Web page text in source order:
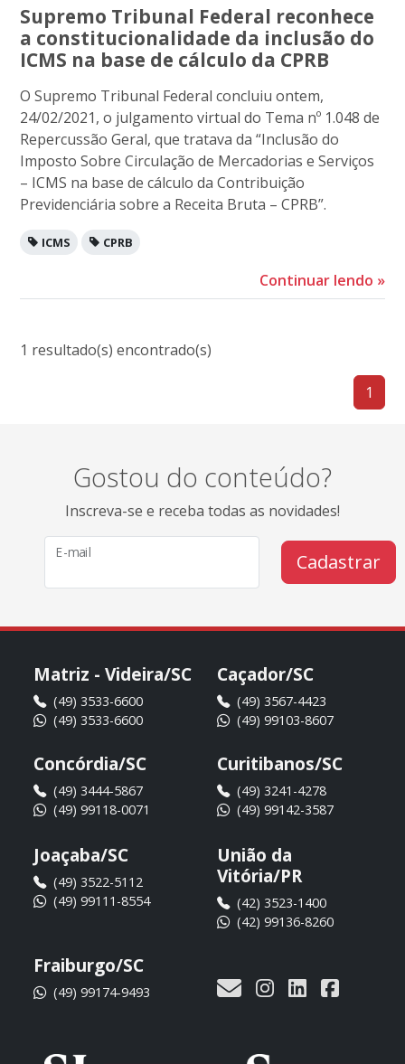
Supremo Tribunal Federal reconhece
a constitucionalidade da inclusão do
ICMS na base de cálculo da CPRB
O Supremo Tribunal Federal concluiu ontem,
24/02/2021, o julgamento virtual do Tema nº 1.048 de
Repercussão Geral, que tratava da “Inclusão do
Imposto Sobre Circulação de Mercadorias e Serviços
– ICMS na base de cálculo da Contribuição
Previdenciária sobre a Receita Bruta – CPRB”.
ICMS CPRB
Continuar lendo »
1 resultado(s) encontrado(s)
1
Gostou do conteúdo?
Inscreva-se e receba todas as novidades!
E-mail Cadastrar
Matriz - Videira/SC
(49) 3533-6600
(49) 3533-6600
Caçador/SC
(49) 3567-4423
(49) 99103-8607
Concórdia/SC
(49) 3444-5867
(49) 99118-0071
Curitibanos/SC
(49) 3241-4278
(49) 99142-3587
Joaçaba/SC
(49) 3522-5112
(49) 99111-8554
União da
Vitória/PR
(42) 3523-1400
(42) 99136-8260
Fraiburgo/SC
(49) 99174-9493